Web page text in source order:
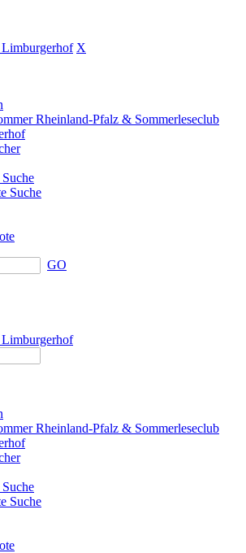
X
Rheinland-Pfalz & Sommerleseclub
Suche
GO
Rheinland-Pfalz & Sommerleseclub
Suche